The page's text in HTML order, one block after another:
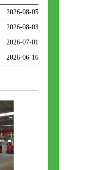
2026-08-05
2026-08-03
2026-07-01
2026-06-16